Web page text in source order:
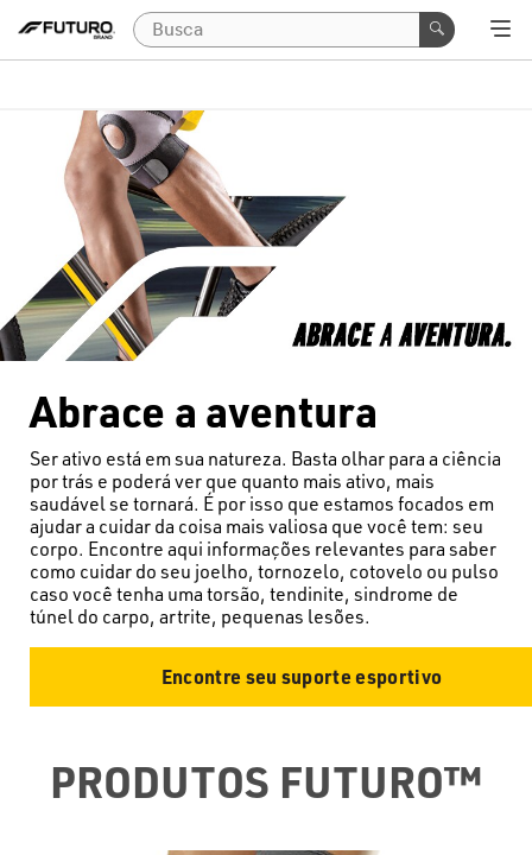
Abrace a aventura
Ser ativo está em sua natureza. Basta olhar para a ciência
por trás e poderá ver que quanto mais ativo, mais
saudável se tornará. É por isso que estamos focados em
ajudar a cuidar da coisa mais valiosa que você tem: seu
corpo. Encontre aqui informações relevantes para saber
como cuidar do seu joelho, tornozelo, cotovelo ou pulso
caso você tenha uma torsão, tendinite, sindrome de
túnel do carpo, artrite, pequenas lesões.
Encontre seu suporte esportivo
PRODUTOS FUTURO™